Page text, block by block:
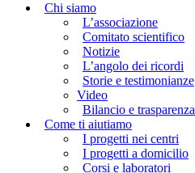
Chi siamo
L’associazione
Comitato scientifico
Notizie
L’angolo dei ricordi
Storie e testimonianze
Video
Bilancio e trasparenza
Come ti aiutiamo
I progetti nei centri
I progetti a domicilio
Corsi e laboratori